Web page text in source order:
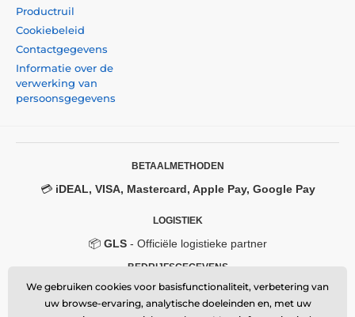
Productruil
Cookiebeleid
Contactgegevens
Informatie over de
verwerking van
persoonsgegevens
BETAALMETHODEN
💳 iDEAL, VISA, Mastercard, Apple Pay, Google Pay
LOGISTIEK
📦 GLS- Officiële logistieke partner
BEDRIJFSGEGEVENS
Momanio s.r.o.
Okružní 361/14, 747 18, Píšť, Czech Republic
We gebruiken cookies voor basisfunctionaliteit, verbetering van
uw browse-ervaring, analytische doeleinden en, met uw